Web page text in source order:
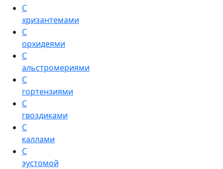
С
хризантемами
С
орхидеями
С
альстромериями
С
гортензиями
С
гвоздиками
С
каллами
С
эустомой